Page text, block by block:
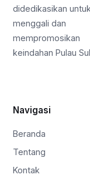
didedikasikan untuk
menggali dan
mempromosikan
keindahan Pulau
Navigasi
Beranda
Tentang
Kontak